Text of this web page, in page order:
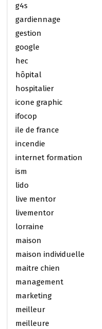
g4s
gardiennage
gestion
google
hec
hôpital
hospitalier
icone graphic
ifocop
ile de france
incendie
internet formation
ism
lido
live mentor
livementor
lorraine
maison
maison individuelle
maitre chien
management
marketing
meilleur
meilleure